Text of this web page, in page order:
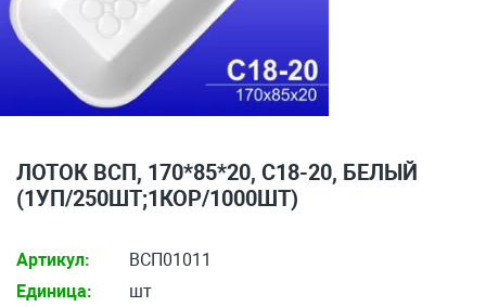
ЛОТОК ВСП, 170*85*20, С18-20, БЕЛЫЙ
(1УП/250ШТ;1КОР/1000ШТ)
Артикул:
ВСП01011
Единица:
шт